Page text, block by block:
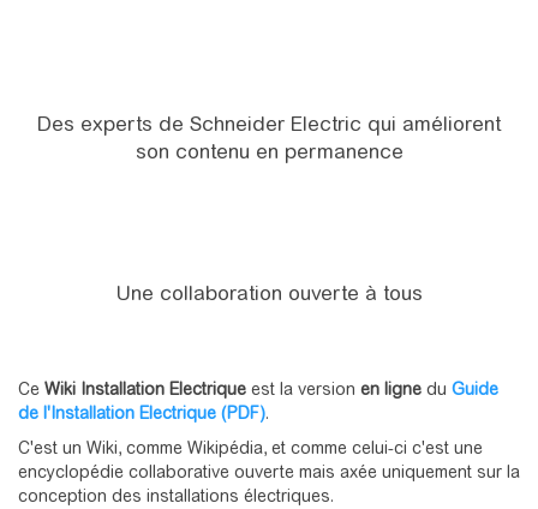
Des experts de Schneider Electric qui améliorent
son contenu en permanence
Une collaboration ouverte à tous
Ce Wiki Installation Electrique est la version en ligne du Guide
de l'Installation Electrique (PDF).
C'est un Wiki, comme Wikipédia, et comme celui-ci c'est une
encyclopédie collaborative ouverte mais axée uniquement sur la
conception des installations électriques.